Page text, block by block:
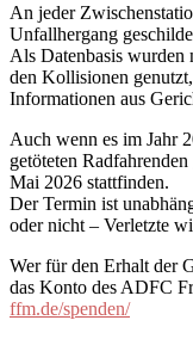
An jeder
Unfallhergang
Als Datenbasis wurden
den Kollisionen
Informationen aus
Auch wenn es im Jahr
getöteten
Mai 2026 stattfinden.
Der Termin ist
oder nicht – Verletzte
Wer für den Erhalt der
das Konto des ADFC
ffm.de/spenden/